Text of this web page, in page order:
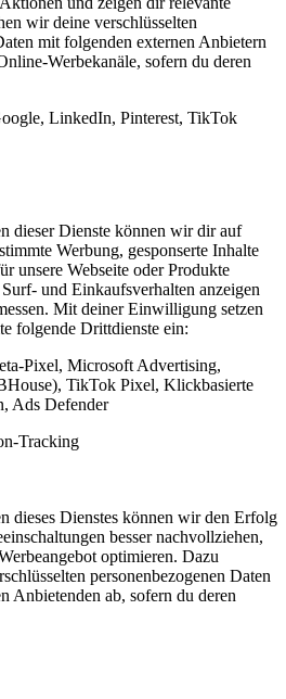
wir deine verschlüsselten
mit folgenden externen Anbietern
Werbekanäle, sofern du deren
LinkedIn, Pinterest, TikTok
dieser Dienste können wir dir auf
Werbung, gesponserte Inhalte
unsere Webseite oder Produkte
und Einkaufsverhalten anzeigen
Mit deiner Einwilligung setzen
folgende Drittdienste ein:
Pixel, Microsoft Advertising,
TikTok Pixel, Klickbasierte
Ads Defender
Tracking
dieses Dienstes können wir den Erfolg
besser nachvollziehen,
optimieren. Dazu
personenbezogenen Daten
Anbietenden ab, sofern du deren